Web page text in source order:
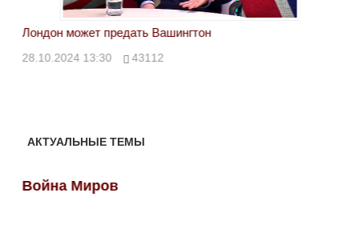
Лондон может предать Вашингтон
28.10.2024 13:30 43112
АКТУАЛЬНЫЕ ТЕМЫ
Война Миров